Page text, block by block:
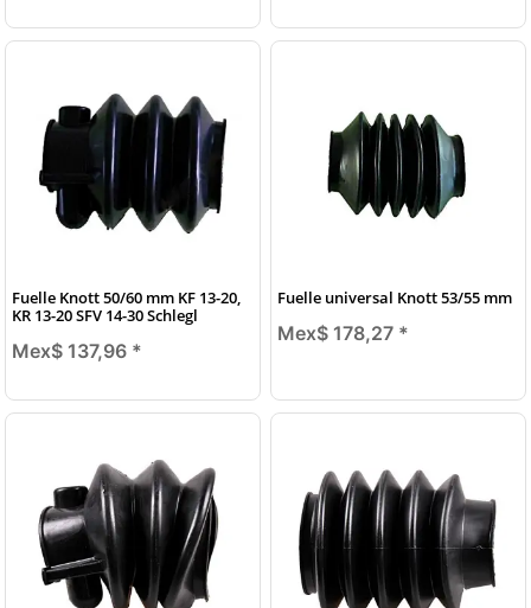
Fuelle Knott 50/60 mm KF 13-20,
KR 13-20 SFV 14-30 Schlegl
Mex$ 137,96 *
Fuelle universal Knott 53/55 mm
Mex$ 178,27 *